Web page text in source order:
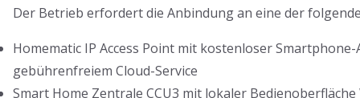
Der Betrieb erfordert die Anbindung an eine der
Homematic IP Access Point mit kostenloser
gebührenfreiem Cloud-Service
Smart Home Zentrale CCU3 mit lokaler Bedienoberfläche